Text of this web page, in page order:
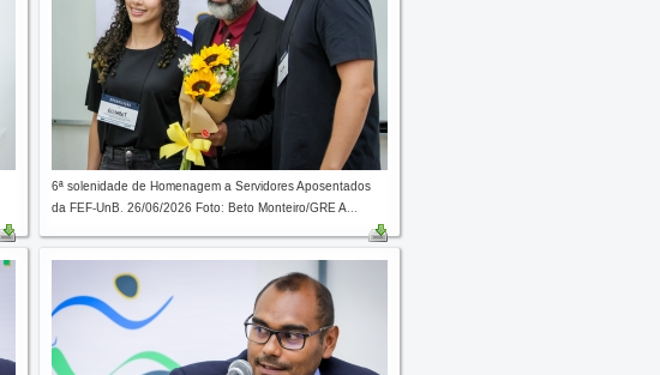
6ª solenidade de Homenagem a Servidores Aposentados
da FEF-UnB. 26/06/2026 Foto: Beto Monteiro/GRE A...